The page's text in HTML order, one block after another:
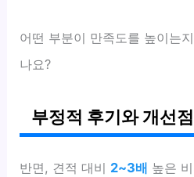
어떤 부분이 만족도를 높이는
나요?
부정적 후기와 개선점
반면, 견적 대비 2~3배 높은